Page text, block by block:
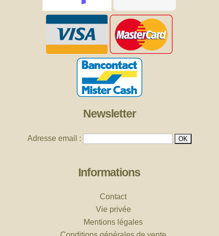
Newsletter
Adresse email :
Informations
Contact
Vie privée
Mentions légales